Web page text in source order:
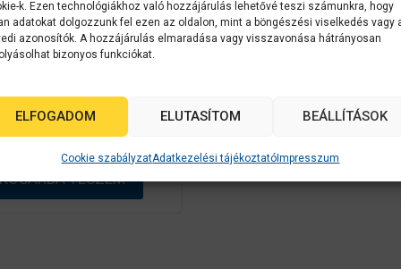
k. Ezen technológiákhoz való hozzájárulás lehetővé teszi számunkra, hogy
adatokat dolgozzunk fel ezen az oldalon, mint a böngészési viselkedés vagy
azonosítók. A hozzájárulás elmaradása vagy visszavonása hátrányosan
bizonyos funkciókat.
ELFOGADOM ELUTASÍTOM BEÁLLÍTÁSOK
Cookie szabályzatAdatkezelési tájékoztatóImpresszum
Epson L8160 ITS
Mfp
0
z
l
Készleten
203 799Ft
TESZEM